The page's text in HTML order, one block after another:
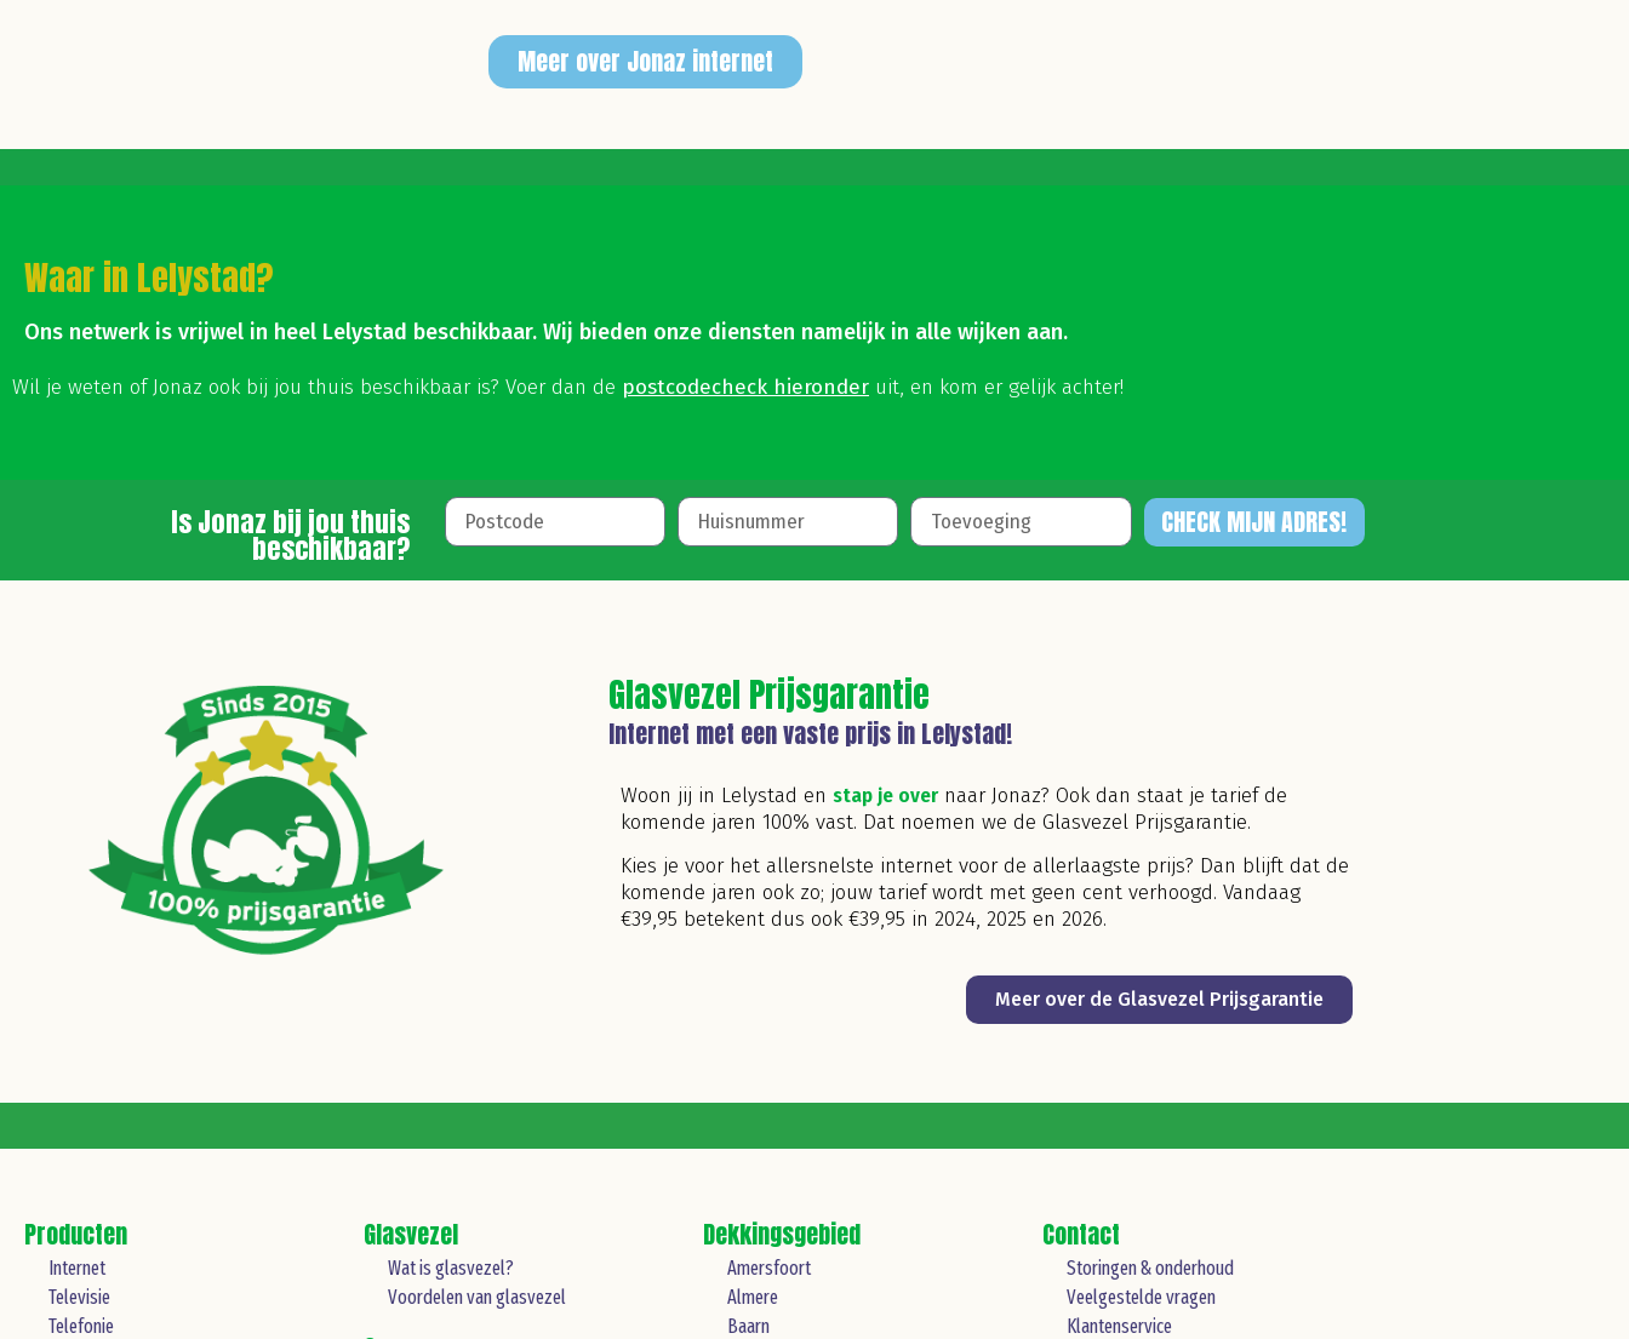
Meer over Jonaz internet
Waar in Lelystad?
Ons netwerk is vrijwel in heel Lelystad beschikbaar. Wij bieden onze diensten namelijk in alle wijken aan.
Wil je weten of Jonaz ook bij jou thuis beschikbaar is? Voer dan de postcodecheck hieronder uit, en kom er gelijk achter!
Is Jonaz bij jou thuis
beschikbaar?
CHECK MIJN ADRES!
Glasvezel Prijsgarantie
Internet met een vaste prijs in Lelystad!
Woon jij in Lelystad en stap je overnaar Jonaz? Ook dan staat je tarief de
komende jaren 100% vast. Dat noemen we de Glasvezel Prijsgarantie.
Kies je voor het allersnelste internet voor de allerlaagste prijs? Dan blijft dat de
komende jaren ook zo; jouw tarief wordt met geen cent verhoogd. Vandaag
€39,95 betekent dus ook €39,95 in 2024, 2025 en 2026.
Meer over de Glasvezel Prijsgarantie
Producten
Internet
Televisie
Telefonie
Glasvezel
Wat is glasvezel?
Voordelen van glasvezel
Dekkingsgebied
Amersfoort
Almere
Baarn
Contact
Storingen & onderhoud
Veelgestelde vragen
Klantenservice